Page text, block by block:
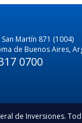
San Martín 871 (1004)
de Buenos Aires,
0700
de Inversiones.